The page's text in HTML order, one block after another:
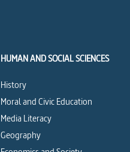
HUMAN AND SOCIAL SCIENCES
History
Moral and Civic Education
Media Literacy
Geography